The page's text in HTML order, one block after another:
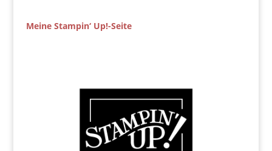
Meine Stampin‘ Up!-Seite